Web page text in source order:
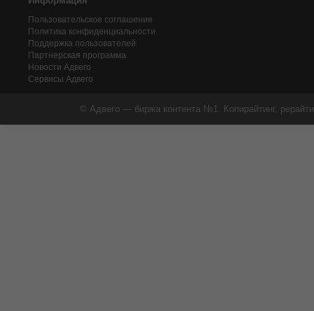
Пользовательское соглашение
Политика конфиденциальности
Поддержка пользователей
Партнерская программа
Новости Адвего
Сервисы Адвего
© Адвего — биржа контента №1. Копирайтинг,